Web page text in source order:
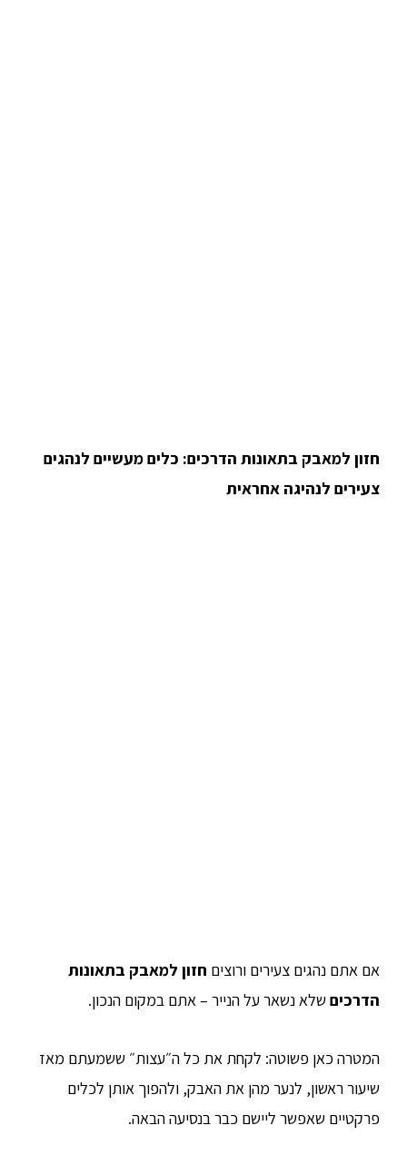
חזון למאבק בתאונות הדרכים: כלים מעשיים לנהגים
צעירים לנהיגה אחראית
אם אתם נהגים צעירים ורוצים חזון למאבק בתאונות
הדרכיםשלא נשאר על הנייר – אתם במקום הנכון.
המטרה כאן פשוטה: לקחת את כל ה״עצות״ ששמעתם מאז
שיעור ראשון, לנער מהן את האבק, ולהפוך אותן לכלים
פרקטיים שאפשר ליישם כבר בנסיעה הבאה.